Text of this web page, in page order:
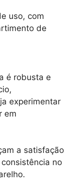
uso, com
de
é robusta e
experimentar
em
a satisfação
no